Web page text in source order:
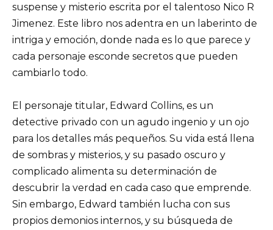
suspense y misterio escrita por el talentoso Nico R
Jimenez. Este libro nos adentra en un laberinto de
intriga y emoción, donde nada es lo que parece y
cada personaje esconde secretos que pueden
cambiarlo todo.
El personaje titular, Edward Collins, es un
detective privado con un agudo ingenio y un ojo
para los detalles más pequeños. Su vida está llena
de sombras y misterios, y su pasado oscuro y
complicado alimenta su determinación de
descubrir la verdad en cada caso que emprende.
Sin embargo, Edward también lucha con sus
propios demonios internos, y su búsqueda de